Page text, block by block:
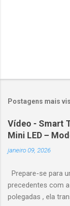
Postagens mais
Vídeo - Smart
Mini LED –
janeiro 09, 2026
Prepare-se para
precedentes com
polegadas , ela